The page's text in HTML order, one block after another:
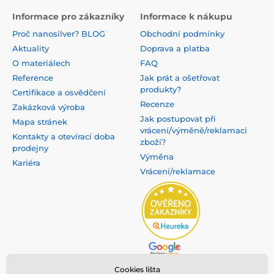
Informace pro zákazníky
Proč nanosilver? BLOG
Aktuality
O materiálech
Reference
Certifikace a osvědčení
Zakázková výroba
Mapa stránek
Kontakty a otevírací doba
prodejny
Kariéra
Informace k nákupu
Obchodní podmínky
Doprava a platba
FAQ
Jak prát a ošetřovat
produkty?
Recenze
Jak postupovat při
vrácení/výměně/reklamaci
zboží?
Výměna
Vrácení/reklamace
Cookies lišta